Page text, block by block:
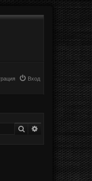
Вход
Поиск Расширенный